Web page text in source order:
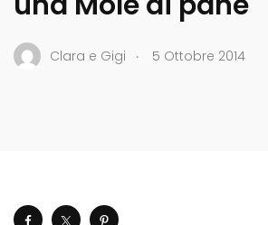
Clara e Gigi . 5 Ottobre 2014